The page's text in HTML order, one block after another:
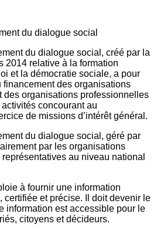
du dialogue social, créé par la
2014 relative à la formation
et la démocratie sociale, a pour
financement des organisations
des organisations professionnelles
concourant au
de missions d’intérêt général.
du dialogue social, géré par
par les organisations
au niveau national
à fournir une information
certifiée et précise. Il doit devenir le
information est accessible pour le
citoyens et décideurs.